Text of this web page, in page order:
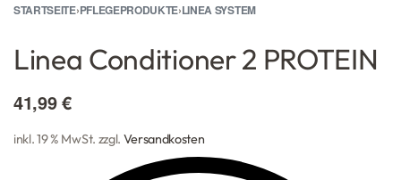
STARTSEITE›PFLEGEPRODUKTE›LINEA SYSTEM
Linea Conditioner 2 PROTEIN
41,99€
inkl. 19 % MwSt. zzgl. Versandkosten